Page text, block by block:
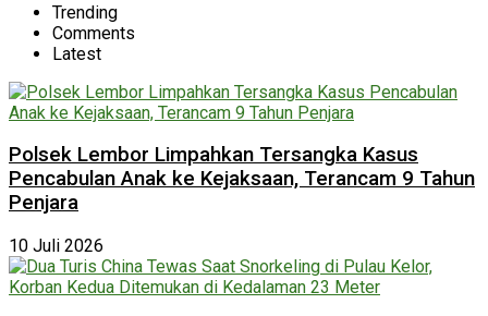
Trending
Comments
Latest
Polsek Lembor Limpahkan Tersangka Kasus
Pencabulan Anak ke Kejaksaan, Terancam 9 Tahun
Penjara
10 Juli 2026